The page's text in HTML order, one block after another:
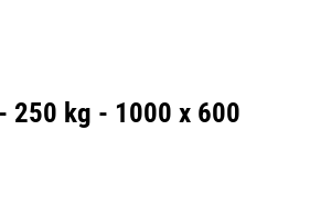
250 kg - 1000 x 600